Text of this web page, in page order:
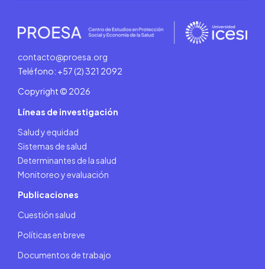
contacto@proesa.org
Teléfono: +57 (2) 321 2092
Copyright © 2026
Líneas de investigación
Salud y equidad
Sistemas de salud
Determinantes de la salud
Monitoreo y evaluación
Publicaciones
Cuestión salud
Políticas en breve
Documentos de trabajo